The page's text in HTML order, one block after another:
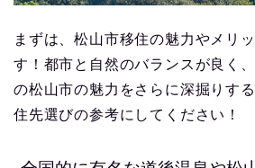
まずは、松山市移住の魅力やメリ
す！都市と自然のバランスが良く
の松山市の魅力をさらに深掘りす
住先選びの参考にしてください！